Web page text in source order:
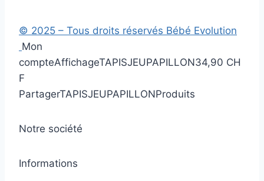
© 2025 – Tous droits réservés Bébé Evolution
Mon
compteAffichageTAPISJEUPAPILLON34,90 CH
F
PartagerTAPISJEUPAPILLONProduits
Notre société
Informations